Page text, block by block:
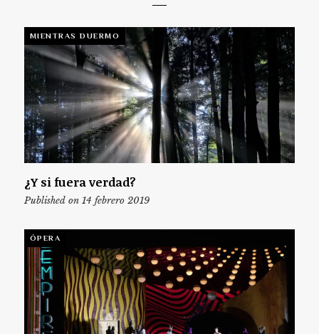
MIENTRAS DUERMO
¿Y si fuera verdad?
Published on 14 febrero 2019
ÓPERA